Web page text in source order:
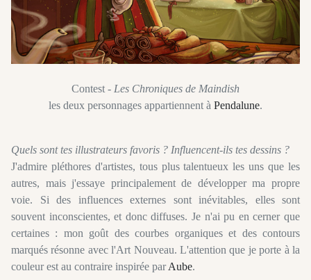
Contest - Les Chroniques de Maindish
les deux personnages appartiennent à Pendalune.
Quels sont tes illustrateurs favoris ? Influencent-ils tes dessins ?
J'admire pléthores d'artistes, tous plus talentueux les uns que les
autres, mais j'essaye principalement de développer ma propre
voie. Si des influences externes sont inévitables, elles sont
souvent inconscientes, et donc diffuses. Je n'ai pu en cerner que
certaines : mon goût des courbes organiques et des contours
marqués résonne avec l'Art Nouveau. L'attention que je porte à la
couleur est au contraire inspirée parAube.